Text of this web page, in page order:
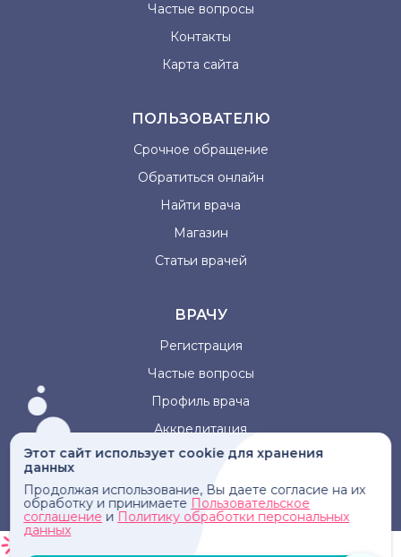
Этот сайт использует cookie для хранения
данных
Продолжая использование, Вы даете согласие на их
обработку и принимаете Пользовательское
соглашение и Политику обработки персональных
данных
Частые вопросы
Контакты
Карта сайта
ПОЛЬЗОВАТЕЛЮ
Срочное обращение
Обратиться онлайн
Найти врача
Магазин
Статьи врачей
ВРАЧУ
Регистрация
Частые вопросы
Профиль врача
Аккредитация
Информация, представленная на сайте, не может быть
использована для постановки диагноза, назначения
лечения и не заменяет прием врача.